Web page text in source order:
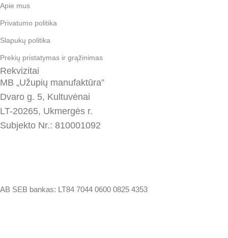
Apie mus
Privatumo politika
Slapukų politika
Prekių pristatymas ir grąžinimas
Rekvizitai
MB „Užupių manufaktūra”
Dvaro g. 5, Kultuvėnai
LT-20265, Ukmergės r.
Subjekto Nr.: 810001092
AB SEB bankas: LT84 7044 0600 0825 4353